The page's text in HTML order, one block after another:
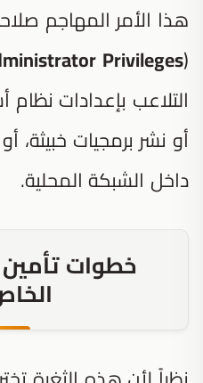
هذا الأمر المهاجم
(
Privileges
التلاعب بإعدادات
أو نشر برمجيات
داخل الشبكة المحلية.
خطوات تأمين